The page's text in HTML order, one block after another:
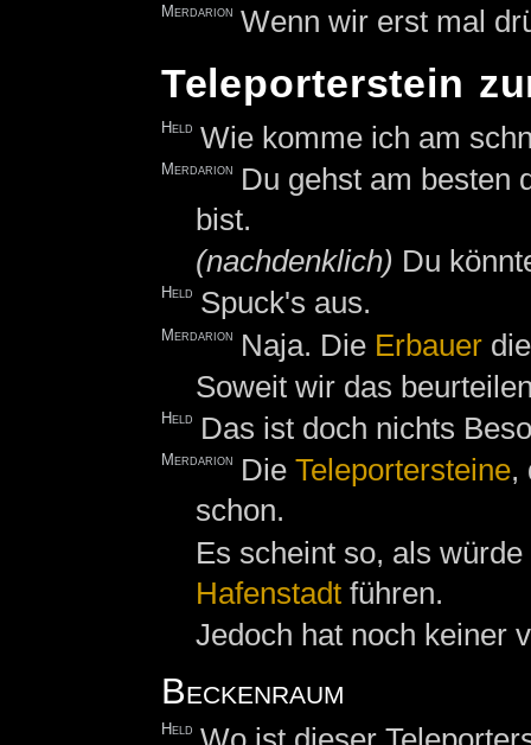
Merdarion Wenn wir erst mal
Teleporterstein
Held Wie komme ich am
Merdarion
Du gehst am besten
bist.
(nachdenklich) Du
Held Spuck's aus.
Merdarion Naja. Die Erbauer
Soweit wir das
Held Das ist doch nichts
Merdarion DieTeleportersteine,
schon.
Es scheint so, als
Hafenstadtführen.
Jedoch hat noch keiner
Beckenraum
Held